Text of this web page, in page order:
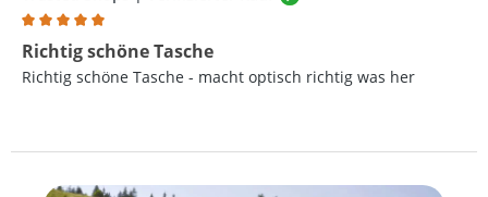
Bewertung mit 5 von 5 Sternen
Richtig schöne Tasche
Richtig schöne Tasche - macht optisch richtig was her